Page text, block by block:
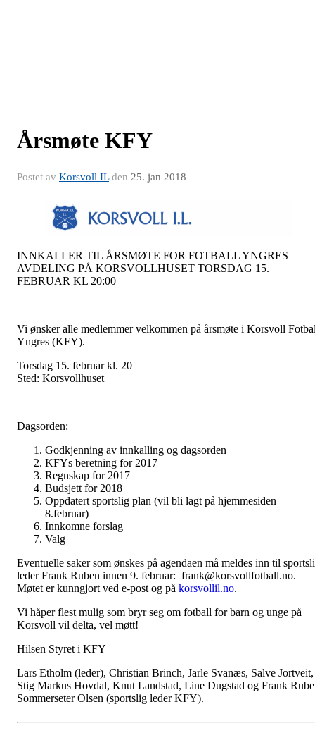
Årsmøte KFY
Postet av Korsvoll ILden 25. jan 2018
INNKALLER TIL ÅRSMØTE FOR FOTBALL YNGRES
AVDELING PÅ KORSVOLLHUSET TORSDAG 15.
FEBRUAR KL 20:00
Vi ønsker alle medlemmer velkommen på årsmøte i Korsvoll
Yngres (KFY).
Torsdag 15. februar kl. 20
Sted: Korsvollhuset
Dagsorden:
Godkjenning av innkalling og dagsorden
KFYs beretning for 2017
Regnskap for 2017
Budsjett for 2018
Oppdatert sportslig plan (vil bli lagt på hjemmesiden
8.februar)
Innkomne forslag
Valg
Eventuelle saker som ønskes på agendaen må meldes inn til
leder Frank Ruben innen 9. februar: frank@korsvollfotball.no.
Møtet er kunngjort ved e-post og på korsvollil.no.
Vi håper flest mulig som bryr seg om fotball for barn og unge på
Korsvoll vil delta, vel møtt!
Hilsen Styret i KFY
Lars Etholm (leder), Christian Brinch, Jarle Svanæs, Salve Jortveit,
Stig Markus Hovdal, Knut Landstad, Line Dugstad og Frank
Sommerseter Olsen (sportslig leder KFY).